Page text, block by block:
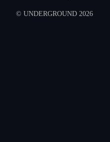
© UNDERGROUND 2026